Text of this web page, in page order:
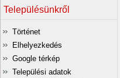
Településünkről
Történet
Elhelyezkedés
Google térkép
Települési adatok